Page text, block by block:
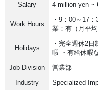
Salary
4 million yen ~
Work Hours
・9：00～17
業：有（月平均
Holidays
・完全週休2
暇 ・有給休暇
Job Division
営業部
Industry
Specialized